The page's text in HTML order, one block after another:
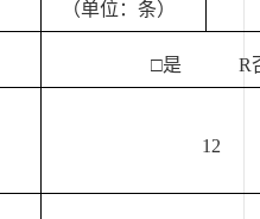
（单位：条）
□是R
12